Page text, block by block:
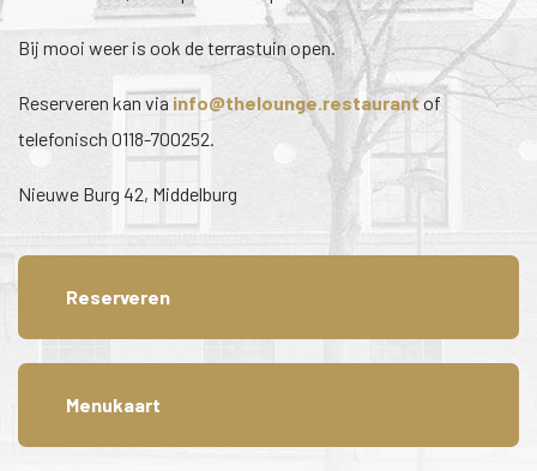
Bij mooi weer is ook de terrastuin open.
Reserveren kan via
of
telefonisch 0118-700252.
Nieuwe Burg 42, Middelburg
Reserveren
Menukaart